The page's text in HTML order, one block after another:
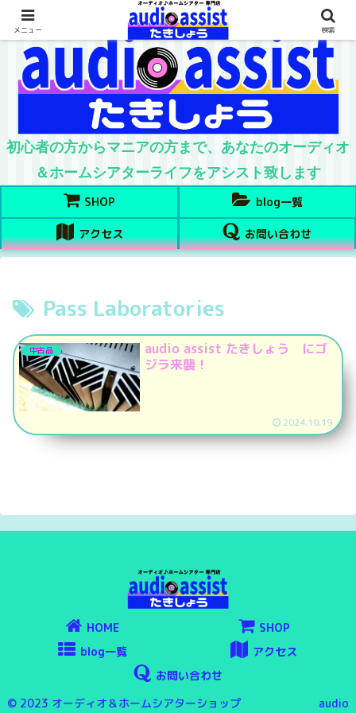
初心者の方からマニアの方まで、あなたのオーディオ
＆ホームシアターライフをアシスト致します
SHOP blog一覧
アクセス お問い合わせ
Pass Laboratories
中古品
audio assist たきしょう にゴ
ジラ来襲！
2024.10.19
HOME
SHOP
blog一覧
アクセス
お問い合わせ
© 2023 オーディオ＆ホームシアターショップ audio
メニュー 検索